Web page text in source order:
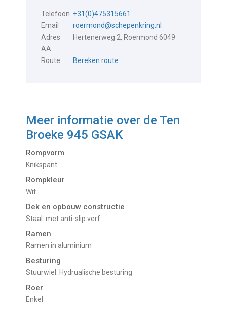
Telefoon +31(0)475315661
Email
roermond@schepenkring.nl
Adres
Hertenerweg 2, Roermond 6049
AA
Route
Bereken route
Meer informatie over deTen
Broeke 945 GSAK
Rompvorm
Knikspant
Rompkleur
Wit
Dek en opbouw constructie
Staal. met anti-slip verf
Ramen
Ramen in aluminium
Besturing
Stuurwiel. Hydrualische besturing
Roer
Enkel